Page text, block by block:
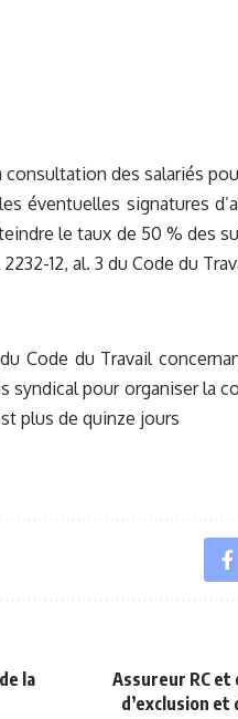
des salariés
éventuelles signatures
le taux de 50 % des
2232-12, al. 3 du Code du
Code du Travail
syndical pour organiser la
plus de quinze jours
la
Assureur RC et
d’exclusion